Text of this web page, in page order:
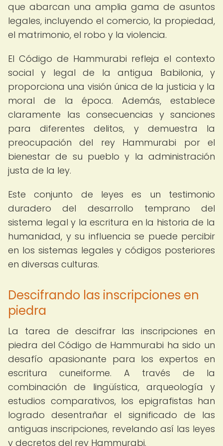
que abarcan una amplia gama de asuntos
legales, incluyendo el comercio, la propiedad,
el matrimonio, el robo y la violencia.
El Código de Hammurabi refleja el contexto
social y legal de la antigua Babilonia, y
proporciona una visión única de la justicia y la
moral de la época. Además, establece
claramente las consecuencias y sanciones
para diferentes delitos, y demuestra la
preocupación del rey Hammurabi por el
bienestar de su pueblo y la administración
justa de la ley.
Este conjunto de leyes es un testimonio
duradero del desarrollo temprano del
sistema legal y la escritura en la historia de la
humanidad, y su influencia se puede percibir
en los sistemas legales y códigos posteriores
en diversas culturas.
Descifrando las inscripciones en
piedra
La tarea de descifrar las inscripciones en
piedra del Código de Hammurabi ha sido un
desafío apasionante para los expertos en
escritura cuneiforme. A través de la
combinación de lingüística, arqueología y
estudios comparativos, los epigrafistas han
logrado desentrañar el significado de las
antiguas inscripciones, revelando así las leyes
y decretos del rey Hammurabi.